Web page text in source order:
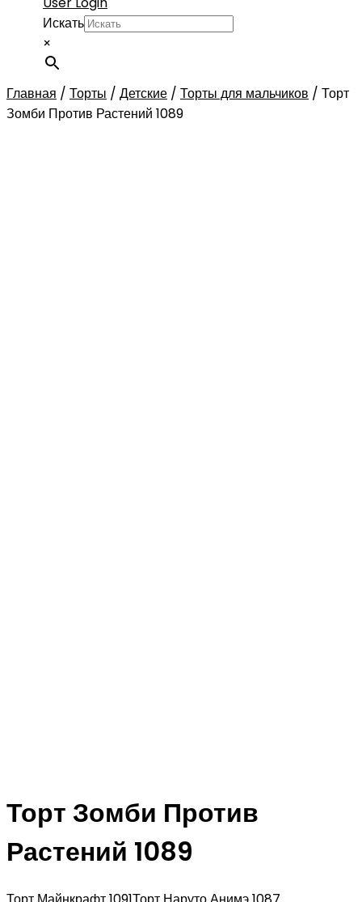
Искать
×
Главная / Торты / Детские / Торты для мальчиков / Торт
Зомби Против Растений 1089
Торт Зомби Против
Растений 1089